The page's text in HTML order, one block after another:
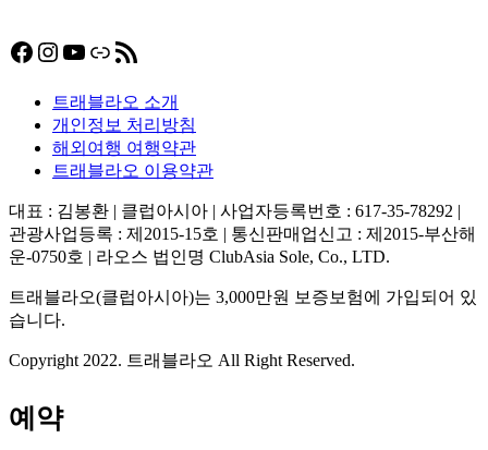
Facebook
Instagram
YouTube
링크RSS 피드
트래블라오 소개
개인정보 처리방침
해외여행 여행약관
트래블라오 이용약관
대표 : 김봉환 | 클럽아시아 | 사업자등록번호 : 617-35-78292 |
관광사업등록 : 제2015-15호 | 통신판매업신고 : 제2015-부산해
운-0750호 | 라오스 법인명 ClubAsia Sole, Co., LTD.
트래블라오(클럽아시아)는 3,000만원 보증보험에 가입되어 있
습니다.
Copyright 2022. 트래블라오 All Right Reserved.
예약